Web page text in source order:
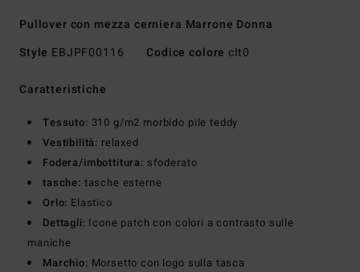
Pullover con mezza cerniera Marrone Donna
Style EBJPF00116 Codice colore clt0
Caratteristiche
Tessuto: 310 g/m2 morbido pile teddy
Vestibilità: relaxed
Fodera/imbottitura: sfoderato
tasche: tasche esterne
Orlo: Elastico
Dettagli: Icone patch con colori a contrasto sulle
maniche
Marchio: Morsetto con logo sulla tasca